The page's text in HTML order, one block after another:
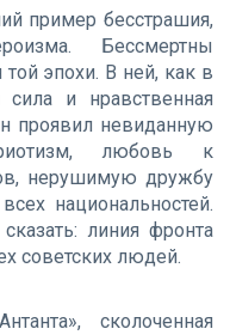
пример бесстрашия,
Бессмертны
эпохи. В ней, как в
и нравственная
проявил невиданную
любовь к
нерушимую дружбу
национальностей.
линия фронта
советских людей.
сколоченная